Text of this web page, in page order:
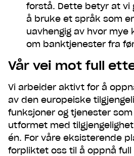
forstå. Dette betyr at vi
å bruke et språk som
uavhengig av hvor mye
om banktjenester fra
Vår vei mot full
Vi arbeider aktivt for å
av den europeiske
funksjoner og tjenester
utformet med
én. For våre eksisterende
forpliktet oss til å oppnå